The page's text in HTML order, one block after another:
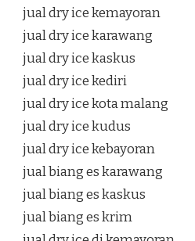
jual dry ice kemayoran
jual dry ice karawang
jual dry ice kaskus
jual dry ice kediri
jual dry ice kota malang
jual dry ice kudus
jual dry ice kebayoran
jual biang es karawang
jual biang es kaskus
jual biang es krim